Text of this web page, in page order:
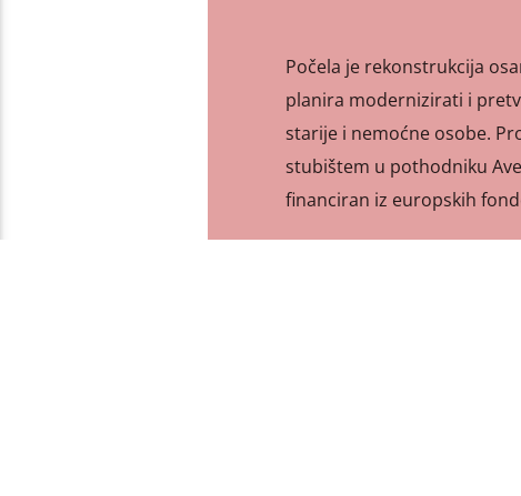
Počela je rekonstrukcija
planira modernizirati i
starije i nemoćne osobe.
stubištem u pothodniku
financiran iz europskih